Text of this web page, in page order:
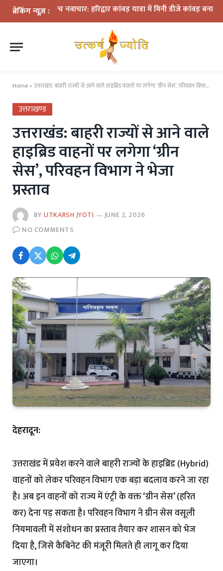
ब्रेकिंग न्यूज़ :
के बीच नवाचार: हरिद्वार कांवड़ यात्रा में मिनी डीजे कांवड़ बना आकर्षण
Home » उत्तराखंड: बाहरी राज्यों से आने वाले हाइब्रिड वाहनों पर लगेगा ‘ग्रीन सेस’, परिवहन विभाग ने भेजा प्रस्ताव
उत्तराखण्ड
उत्तराखंड: बाहरी राज्यों से आने वाले
हाइब्रिड वाहनों पर लगेगा ‘ग्रीन
सेस’, परिवहन विभाग ने भेजा
प्रस्ताव
BYUTKARSH JYOTI
JUNE 2, 2026
NO COMMENTS
देहरादून:
उत्तराखंड में प्रवेश करने वाले बाहरी राज्यों के हाइब्रिड (Hybrid)
वाहनों को लेकर परिवहन विभाग एक बड़ा बदलाव करने जा रहा
है। अब इन वाहनों को राज्य में एंट्री के वक्त ‘ग्रीन सेस’ (हरित
कर) देना पड़ सकता है। परिवहन विभाग ने ग्रीन सेस वसूली
नियमावली में संशोधन का प्रस्ताव तैयार कर शासन को भेज
दिया है, जिसे कैबिनेट की मंजूरी मिलते ही लागू कर दिया
जाएगा।